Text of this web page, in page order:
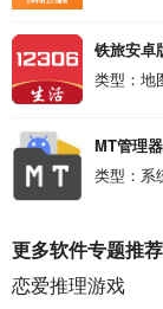
铁旅安卓
类型：地
MT管理
类型：系
更多软件专题推荐
恋爱推理游戏